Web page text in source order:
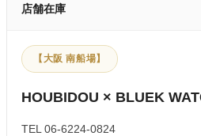
店舗在庫
【大阪 南船場】
HOUBIDOU × BLUEK
TEL 06-6224-0824